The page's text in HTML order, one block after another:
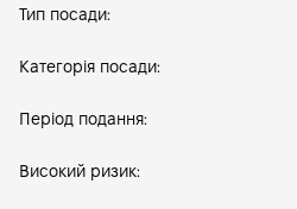
Тип посади:
Категорія посади:
Період подання:
Високий ризик: